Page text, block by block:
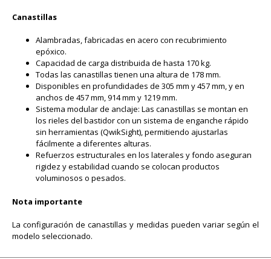
Canastillas
Alambradas, fabricadas en acero con recubrimiento
epóxico.
Capacidad de carga distribuida de hasta 170 kg.
Todas las canastillas tienen una altura de 178 mm.
Disponibles en profundidades de 305 mm y 457 mm, y en
anchos de 457 mm, 914 mm y 1219 mm.
Sistema modular de anclaje: Las canastillas se montan en
los rieles del bastidor con un sistema de enganche rápido
sin herramientas (QwikSight), permitiendo ajustarlas
fácilmente a diferentes alturas.
Refuerzos estructurales en los laterales y fondo aseguran
rigidez y estabilidad cuando se colocan productos
voluminosos o pesados.
Nota importante
La configuración de canastillas y medidas pueden variar según el
modelo seleccionado.